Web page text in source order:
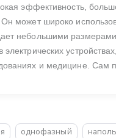
эффективность,
может широко
небольшими
и медицине. Сам
однофазный